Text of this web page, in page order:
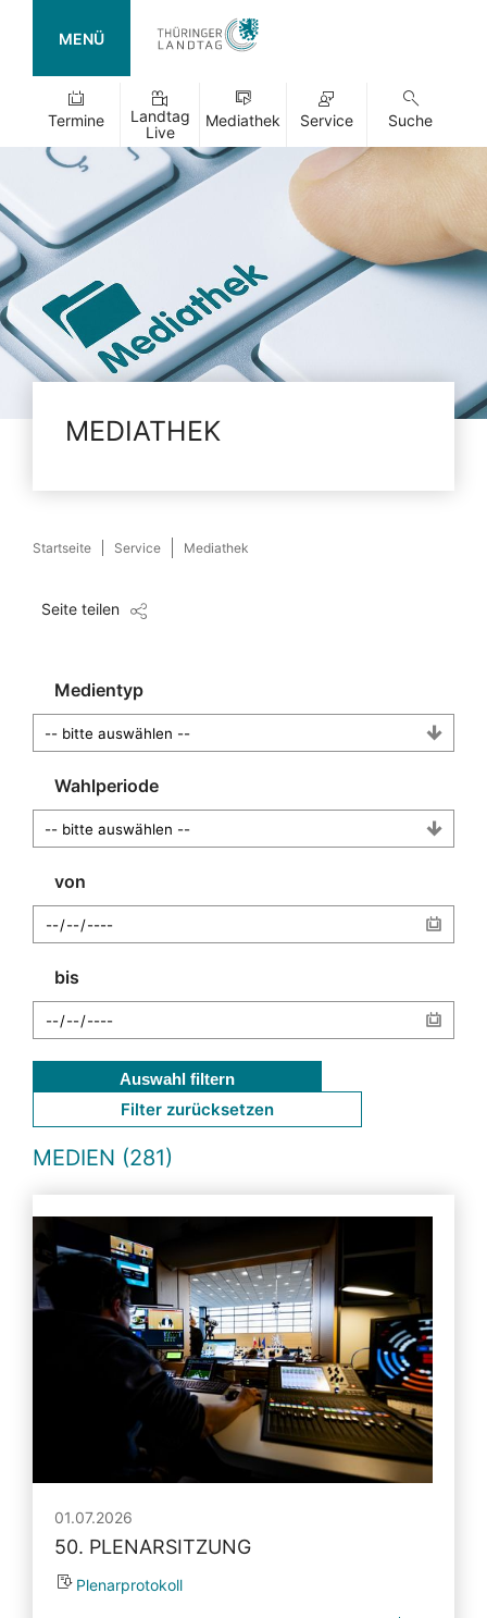
MENÜ
Termine
Landtag
Live
Mediathek Service Suche
MEDIATHEK
Startseite Service Mediathek
Seite teilen
Medientyp
Wahlperiode
von
bis
Auswahl filtern
Filter zurücksetzen
MEDIEN (281)
01.07.2026
50. PLENARSITZUNG
Plenarprotokoll